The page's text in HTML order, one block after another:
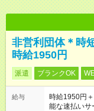
非営利団体＊時
時給1950円
派遣 ブランクOK
給与
時給1950円
能な速払いサ